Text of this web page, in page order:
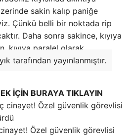
sakin kalıp paniğe
Çünkü belli bir noktada rip
Daha sonra sakince, kıyıya
kıyıya paralel olarak.
tarafından yayınlanmıştır.
İÇİN BURAYA TIKLAYIN
Özel güvenlik görevlisi